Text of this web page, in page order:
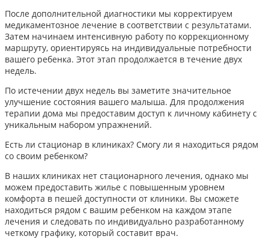
После дополнительной диагностики мы корректируем
медикаментозное лечение в соответствии с результатами.
Затем начинаем интенсивную работу по коррекционному
маршруту, ориентируясь на индивидуальные потребности
вашего ребенка. Этот этап продолжается в течение двух
недель.
По истечении двух недель вы заметите значительное
улучшение состояния вашего малыша. Для продолжения
терапии дома мы предоставим доступ к личному кабинету с
уникальным набором упражнений.
Есть ли стационар в клиниках? Смогу ли я находиться рядом
со своим ребенком?
В наших клиниках нет стационарного лечения, однако мы
можем предоставить жилье с повышенным уровнем
комфорта в пешей доступности от клиники. Вы сможете
находиться рядом с вашим ребенком на каждом этапе
лечения и следовать по индивидуально разработанному
четкому графику, который составит врач.